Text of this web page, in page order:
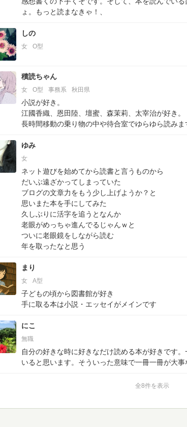
ょ。もっと読まなきゃ！、
しの
女 O型
積読ちゃん
女 O型 事務系 秋田県
小説が好き。
江國香織、恩田陸、壇蜜、森茉莉、太宰治が好き。
長時間移動の乗り物の中や待合室でゆらゆら読みま
ゆみ
女
ネット遊びを始めてから読書と言うものから
だいぶ遠ざかってしまっていた
ブログの文章力をもう少し上げようか？と
思いまた本を手にしてみた
久しぶりに活字を追うとなんか
老眼がめっちゃ進んでるじゃんｗと
ついに老眼鏡をしながら読む
年を取ったなと思う
まり
女 A型
子どもの頃から図書館が好き
手に取る本は小説・エッセイがメインです
にこ
無職
自分の好きな時に好きなだけ読める本が好きです
いると思います。そういった意味で一冊一冊が大
全8件を表示